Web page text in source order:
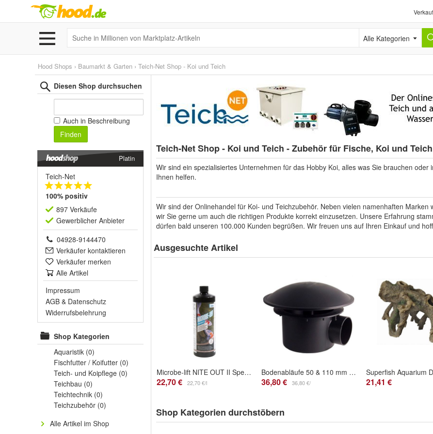
Alle Kategorien
Hood Shops › Baumarkt & Garten › Teich-Net Shop - Koi und Teich
Diesen Shop durchsuchen
Auch in Beschreibung
Finden
Platin
Teich-Net
100% positiv
897 Verkäufe
Gewerblicher Anbieter
04928-9144470
Verkäufer kontaktieren
Verkäufer merken
Alle Artikel
Impressum
AGB & Datenschutz
Widerrufsbelehrung
Shop Kategorien
Aquaristik (0)
Fischfutter / Koifutter (0)
Teich- und Koipflege (0)
Teichbau (0)
Teichtechnik (0)
Teichzubehör (0)
Alle Artikel im Shop
Teich-Net Shop - Koi und Teich - Zubehör für Fische, Koi und Teich
Wir sind ein spezialisiertes Unternehmen für das Hobby Koi, alles was Sie brauchen
Ihnen helfen.
Wir sind der Onlinehandel für Koi- und Teichzubehör. Neben vielen namenhaften
wir Sie gerne um auch die richtigen Produkte korrekt einzusetzen. Unsere Erfahrung
dürfen bald unseren 100.000 Kunden begrüßen. Wir freuen uns auf Ihren Einkauf und
Ausgesuchte Artikel
Microbe-lift NITE OUT II Spezial FORMEL ZUR Schnellen Ammonia & NITRIT Beseitigung
22,70 € 22,70 €/l
Bodenabläufe 50 & 110 mm mit Kammer
36,80 € 36,80 €/ 21,41 €
Shop Kategorien durchstöbern